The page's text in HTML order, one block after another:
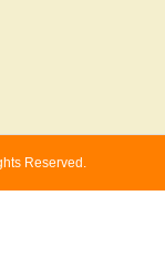
Reserved.